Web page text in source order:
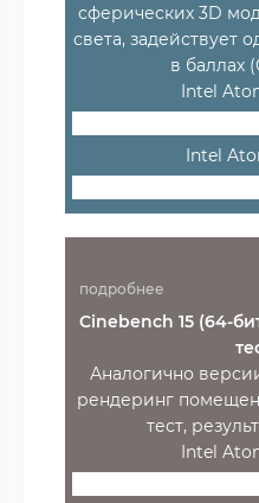
сферических 3D
света, задействует
в баллах
Intel
Intel
подробнее
Cinebench 15 (64-
Аналогично
рендеринг
тест,
Intel